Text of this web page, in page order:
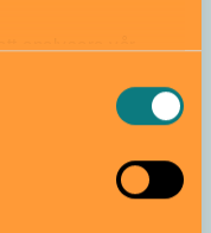
medier. Vi
och annan
medier och
med.